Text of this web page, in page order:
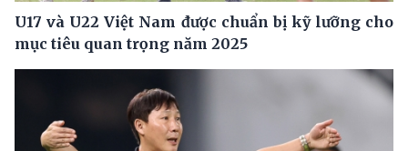
U17 và U22 Việt Nam được chuẩn bị kỹ lưỡng cho
mục tiêu quan trọng năm 2025